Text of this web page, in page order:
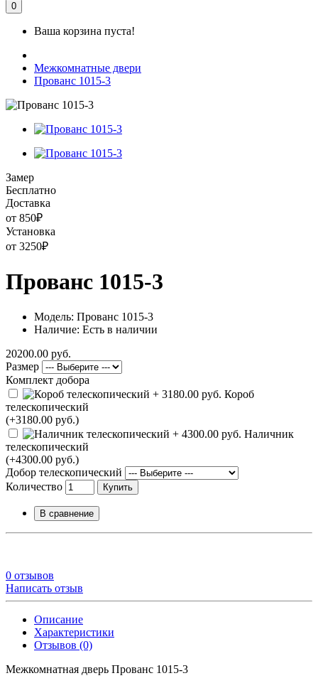
0
Ваша корзина пуста!
Межкомнатные двери
Прованс 1015-3
Замер
Бесплатно
Доставка
от 850₽
Установка
от 3250₽
Прованс 1015-3
Модель: Прованс 1015-3
Наличие: Есть в наличии
20200.00 руб.
Размер
Комплект добора
Короб
телескопический
(+3180.00 руб.)
Наличник
телескопический
(+4300.00 руб.)
Добор телескопический
Количество
Купить
В сравнение
0 отзывов
Написать отзыв
Описание
Характеристики
Отзывов (0)
Межкомнатная дверь Прованс 1015-3